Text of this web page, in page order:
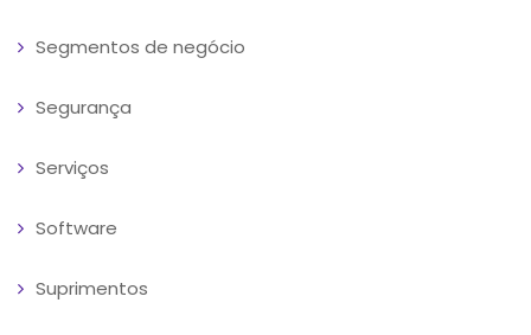
Segmentos de negócio
Segurança
Serviços
Software
Suprimentos